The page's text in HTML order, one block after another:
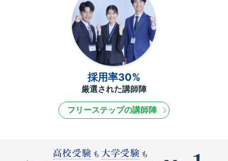
採用率30%
厳選された講師陣
フリーステップの講師陣